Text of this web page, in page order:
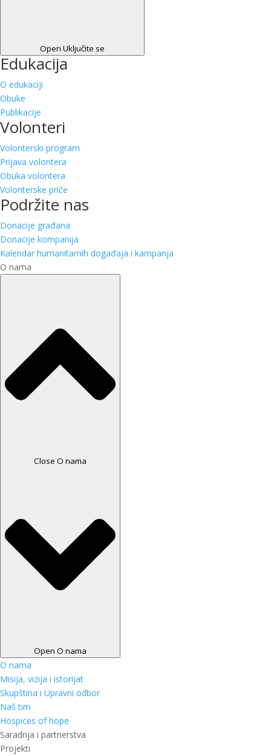
Open Uključite se
Edukacija
O edukaciji
Obuke
Publikacije
Volonteri
Volonterski program
Prijava volontera
Obuka volontera
Volonterske priče
Podržite nas
Donacije građana
Donacije kompanija
Kalendar humanitarnih događaja i kampanja
O nama
Close O nama
Open O nama
O nama
Misija, vizija i istorijat
Skupština i Upravni odbor
Naš tim
Hospices of hope
Saradnja i partnerstva
Projekti